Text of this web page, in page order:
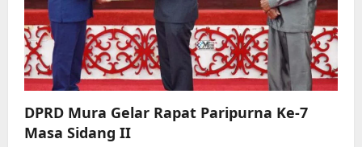
DPRD Mura Gelar Rapat Paripurna Ke-7
Masa Sidang II